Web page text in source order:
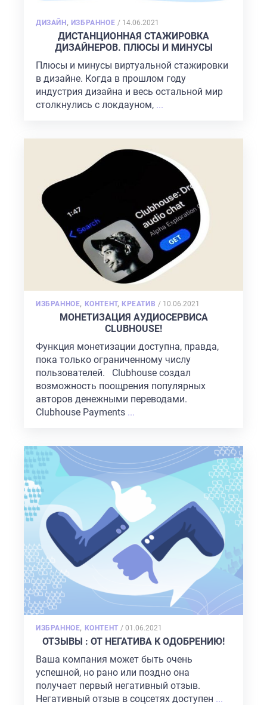
ДИЗАЙН, ИЗБРАННОЕ / POSTED
ON
14.06.2021
ДИСТАНЦИОННАЯ СТАЖИРОВКА
ДИЗАЙНЕРОВ. ПЛЮСЫ И МИНУСЫ
Плюсы и минусы виртуальной стажировки
в дизайне. Когда в прошлом году
индустрия дизайна и весь остальной мир
столкнулись с локдауном, ...
ИЗБРАННОЕ, КОНТЕНТ, КРЕАТИВ / POSTED
ON
10.06.2021
МОНЕТИЗАЦИЯ АУДИОСЕРВИСА
CLUBHOUSE!
Функция монетизации доступна, правда,
пока только ограниченному числу
пользователей. Clubhouse создал
возможность поощрения популярных
авторов денежными переводами.
Clubhouse Payments ...
ИЗБРАННОЕ, КОНТЕНТ /POSTED
ON
01.06.2021
ОТЗЫВЫ : ОТ НЕГАТИВА К ОДОБРЕНИЮ!
Ваша компания может быть очень
успешной, но рано или поздно она
получает первый негативный отзыв.
Негативный отзыв в соцсетях доступен ...